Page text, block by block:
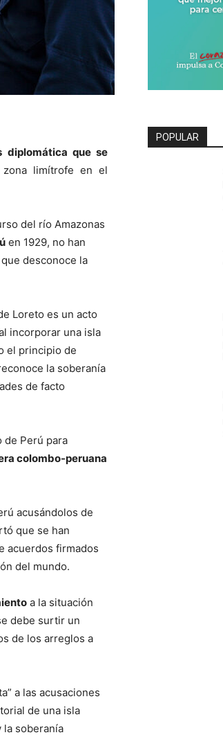
diplomática que se
limítrofe en el
del río Amazonas
en 1929, no han
desconoce la
Loreto es un acto
incorporar una isla
el principio de
la soberanía
de facto
de Perú para
colombo-peruana
acusándolos de
que se han
acuerdos firmados
del mundo.
a la situación
debe surtir un
de los arreglos a
a las acusaciones
de una isla
la soberanía
POPULAR